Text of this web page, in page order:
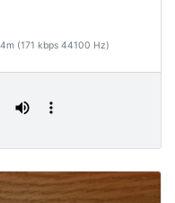
(171 kbps 44100 Hz)